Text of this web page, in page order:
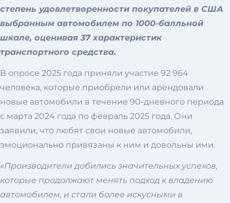
степень удовлетворенности покупателей в США
выбранным автомобилем по 1000-балльной
шкале, оценивая 37 характеристик
транспортного средства.
В опросе 2025 года приняли участие 92 964
человека, которые приобрели или арендовали
новые автомобили в течение 90-дневного периода
с марта 2024 года по февраль 2025 года. Они
заявили, что любят свои новые автомобили,
эмоционально привязаны к ним и довольны ими.
«Производители добились значительных успехов,
которые продолжают менять подход к владению
автомобилем, и стали более искусными в